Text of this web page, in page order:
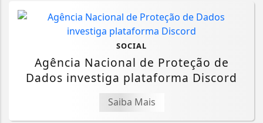
SOCIAL
Agência Nacional de Proteção de
Dados investiga plataforma Discord
Saiba Mais